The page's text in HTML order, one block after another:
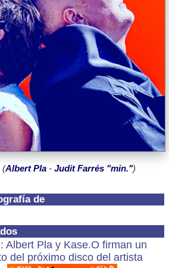
de
Albert Pla y Kase.O firman un
del próximo disco del artista
(Albert Pla - Judit Farrés "min.")